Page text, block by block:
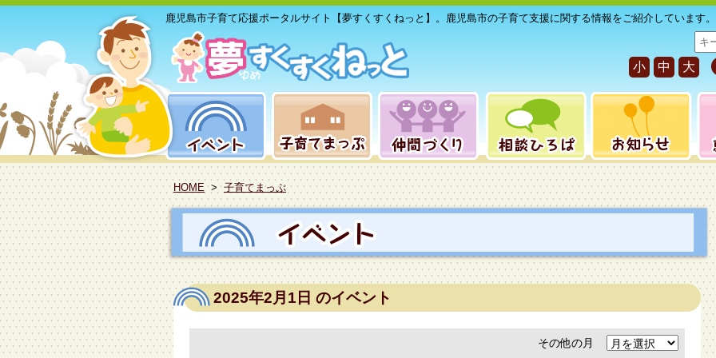
鹿児島市子育て応援ポータルサイト【夢すくすくねっと】。鹿児島市の子育て支援に関する情報をご紹介しています。
サ
イ
ト
内
小 中 大
HOME > 子育てまっぷ
2025年2月1日 のイベント
その他の月